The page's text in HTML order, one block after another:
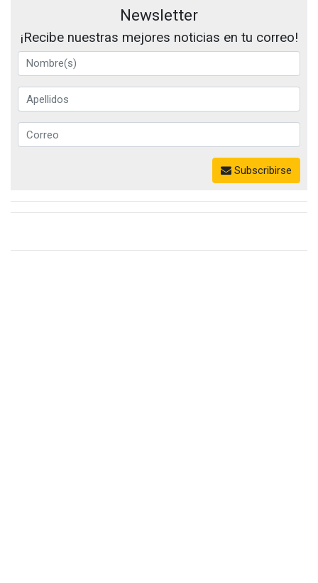
Newsletter
¡Recibe nuestras mejores noticias en tu correo!
Subscribirse